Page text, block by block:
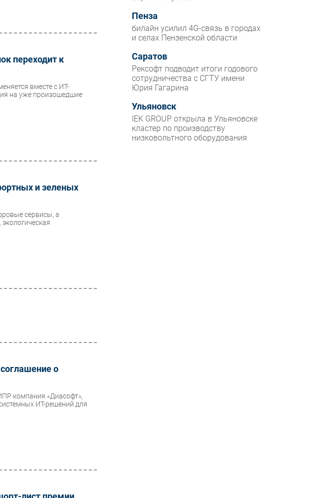
переходит к
вместе с ИТ-
на уже произошедшие
и зеленых
сервисы, а
о
компания «Диасофт»,
ИТ-решений для
Пенза
билайн усилил 4G-связь в городах
и селах Пензенской области
Саратов
Рексофт подводит итоги годового
сотрудничества с СГТУ имени
Юрия Гагарина
Ульяновск
IEK GROUP открыла в Ульяновске
кластер по производству
низковольтного оборудования